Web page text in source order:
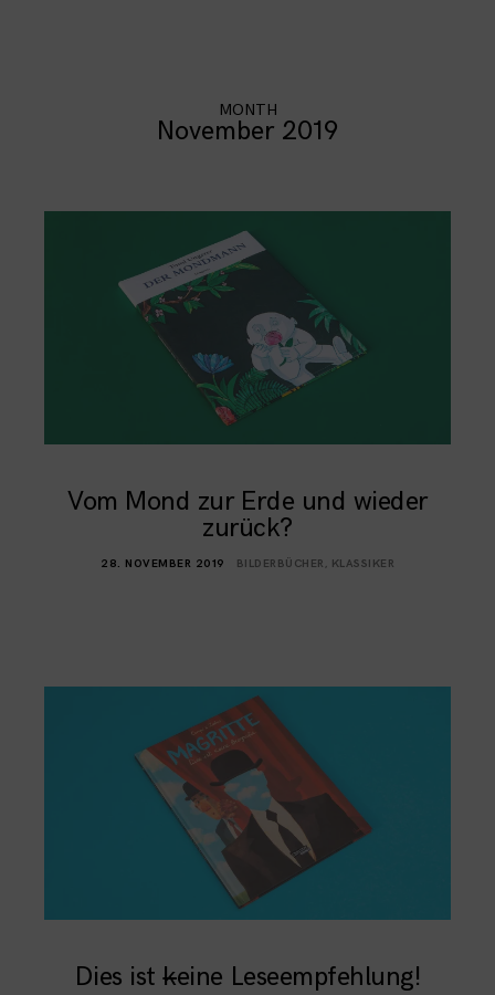
MONTH
November 2019
Vom Mond zur Erde und wieder
zurück?
28. NOVEMBER 2019 BILDERBÜCHER , KLASSIKER
Dies istkeine Leseempfehlung!